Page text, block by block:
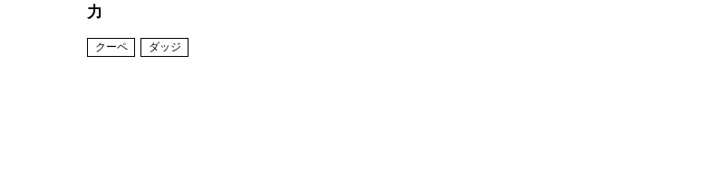
力
クーペ ダッジ